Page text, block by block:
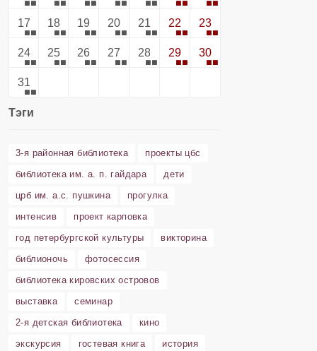
17 18 19 20 21 22 23
24 25 26 27 28 29 30
31
Тэги
3-я районная библиотека
проекты цбс
библиотека им. а. п. гайдара
дети
црб им. а.с. пушкина
прогулка
интенсив
проект карповка
год петербургской культуры
викторина
библионочь
фотосессия
библиотека кировских островов
выставка
семинар
2-я детская библиотека
кино
экскурсия
гостевая книга
история